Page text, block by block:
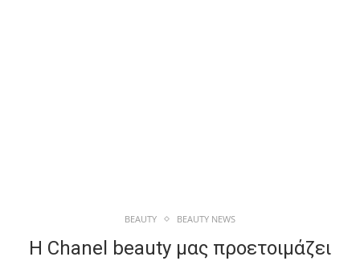
BEAUTY BEAUTY NEWS
Η Chanel beauty μας προετοιμάζει